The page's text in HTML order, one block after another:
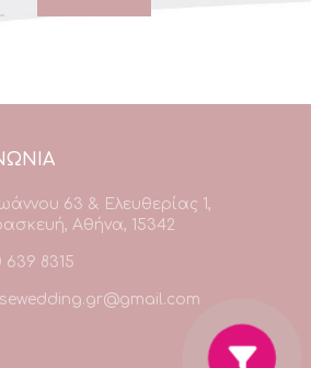
63 & Ελευθερίας 1,
Αθήνα, 15342
639 8315